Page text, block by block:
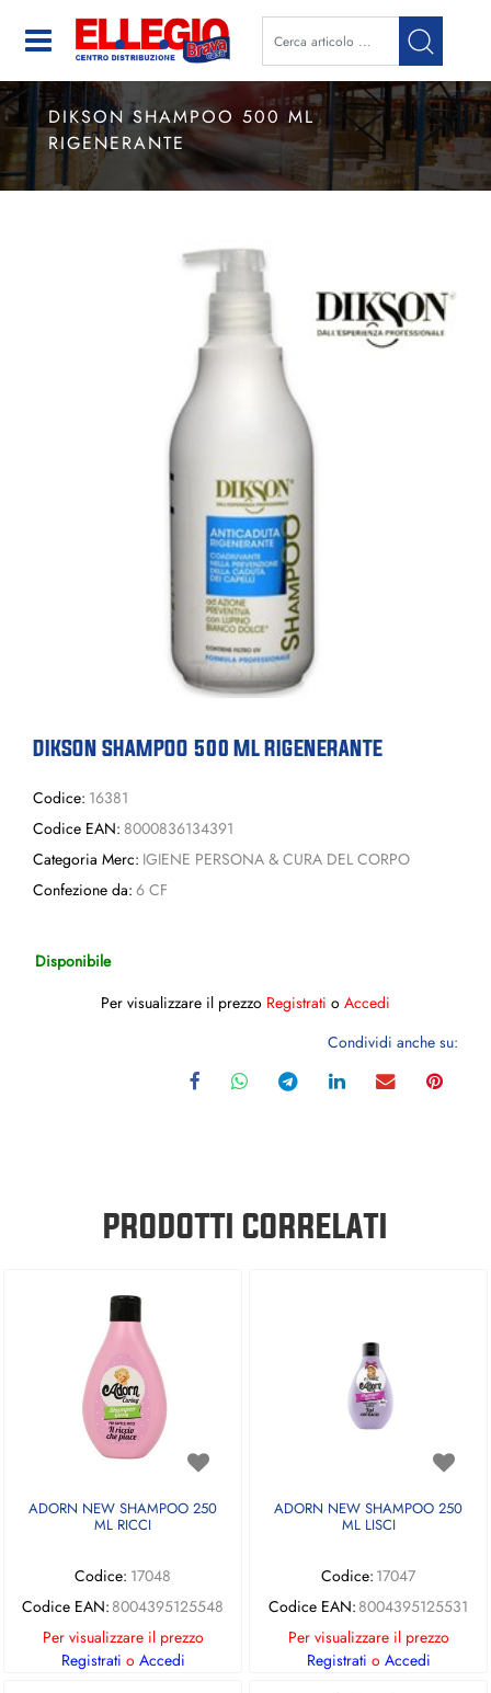
Open
DIKSON SHAMPOO 500 ML
RIGENERANTE
DIKSON SHAMPOO 500 ML RIGENERANTE
Codice: 16381
Codice EAN: 8000836134391
Categoria Merc: IGIENE PERSONA & CURA DEL CORPO
Confezione da: 6 CF
Disponibile
Per visualizzare il prezzo Registrati o Accedi
Condividi anche su:
PRODOTTI CORRELATI
ADORN NEW SHAMPOO 250
ML RICCI
Codice: 17048
Codice EAN: 8004395125548
Per visualizzare il prezzo
Registrati o Accedi
ADORN NEW SHAMPOO 250
ML LISCI
Codice: 17047
Codice EAN: 8004395125531
Per visualizzare il prezzo
Registrati o Accedi